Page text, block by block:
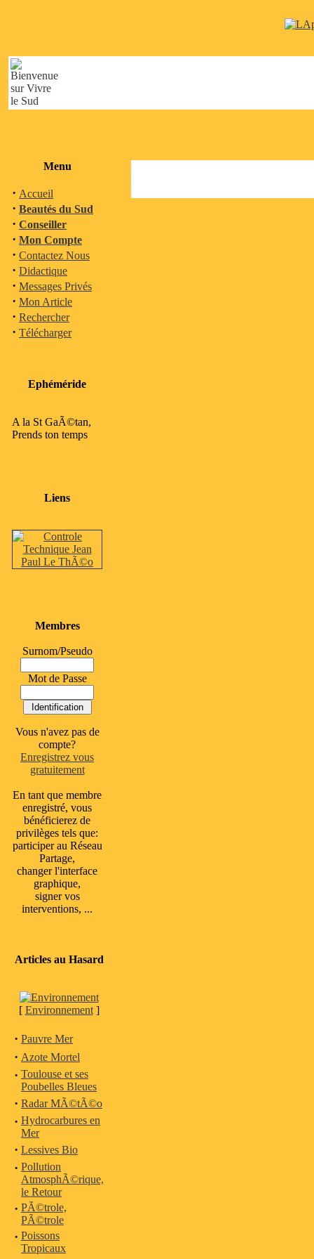
Menu
· Accueil
· Beautés du Sud
· Conseiller
· Mon Compte
· Contactez Nous
· Didactique
· Messages Privés
· Mon Article
· Rechercher
· Télécharger
Ephéméride
A la St GaÃ©tan,
Prends ton temps
Liens
Membres
Surnom/Pseudo
Mot de Passe
Vous n'avez pas de
compte?
Enregistrez vous
gratuitement
En tant que membre
enregistré, vous
bénéficierez de
privilèges tels que:
participer au Réseau
Partage,
changer l'interface
graphique,
signer vos
interventions, ...
Articles au Hasard
[ Environnement]
· Pauvre Mer
· Azote Mortel
· Toulouse et ses
Poubelles Bleues
· Radar MÃ©tÃ©o
· Hydrocarbures en
Mer
· Lessives Bio
· Pollution
AtmosphÃ©rique,
le Retour
· PÃ©trole,
PÃ©trole
· Poissons
Tropicaux